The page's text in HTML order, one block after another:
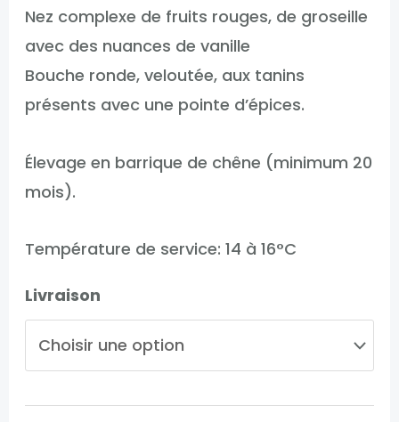
Nez complexe de fruits rouges, de groseille
avec des nuances de vanille
Bouche ronde, veloutée, aux tanins
présents avec une pointe d’épices.
Élevage en barrique de chêne (minimum 20
mois).
Température de service: 14 à 16°C
Livraison